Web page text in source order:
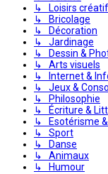
↳ Loisirs
↳ Bricolage
↳ Décoration
↳ Jardinage
↳ Dessin &
↳ Arts visuels
↳ Internet &
↳ Jeux &
↳ Philosophie
↳ Écriture &
↳ Esotérisme &
↳ Sport
↳ Danse
↳ Animaux
↳ Humour